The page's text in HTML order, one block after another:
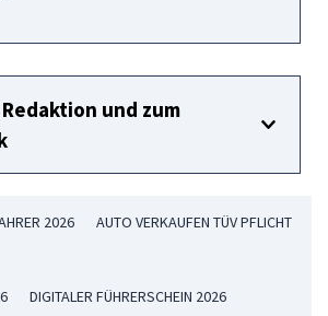
und zum
2026 AUTO VERKAUFEN TÜV PFLICHT
DIGITALER FÜHRERSCHEIN 2026